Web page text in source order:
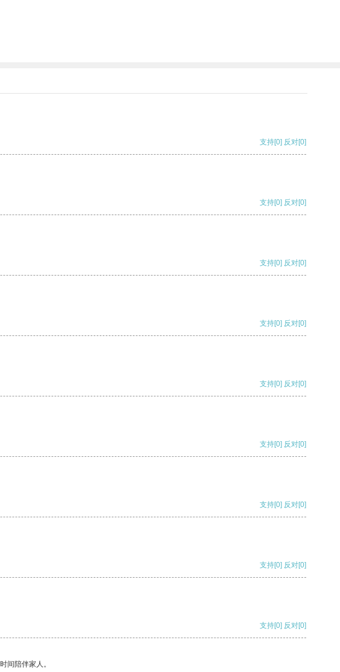
支持[0] 反对[0]
支持[0] 反对[0]
支持[0] 反对[0]
支持[0] 反对[0]
支持[0] 反对[0]
支持[0] 反对[0]
支持[0] 反对[0]
支持[0] 反对[0]
支持[0] 反对[0]
间陪伴家人。